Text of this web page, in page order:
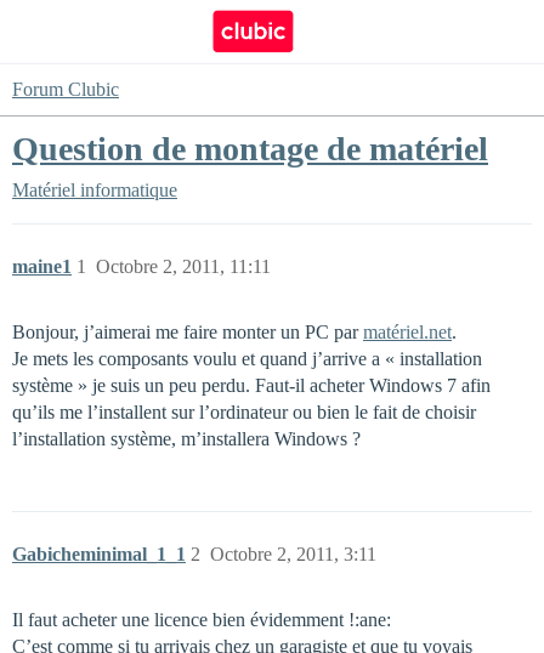
Forum Clubic
Question de montage de matériel
Matériel informatique
maine1 Octobre 2, 2011, 11:11
1
Bonjour, j’aimerai me faire monter un PC parmatériel.net.
Je mets les composants voulu et quand j’arrive a « installation
système » je suis un peu perdu. Faut-il acheter Windows 7 afin
qu’ils me l’installent sur l’ordinateur ou bien le fait de choisir
l’installation système, m’installera Windows ?
Gabicheminimal_1_1 Octobre 2, 2011, 3:11
2
Il faut acheter une licence bien évidemment !:ane:
C’est comme si tu arrivais chez un garagiste et que tu voyais